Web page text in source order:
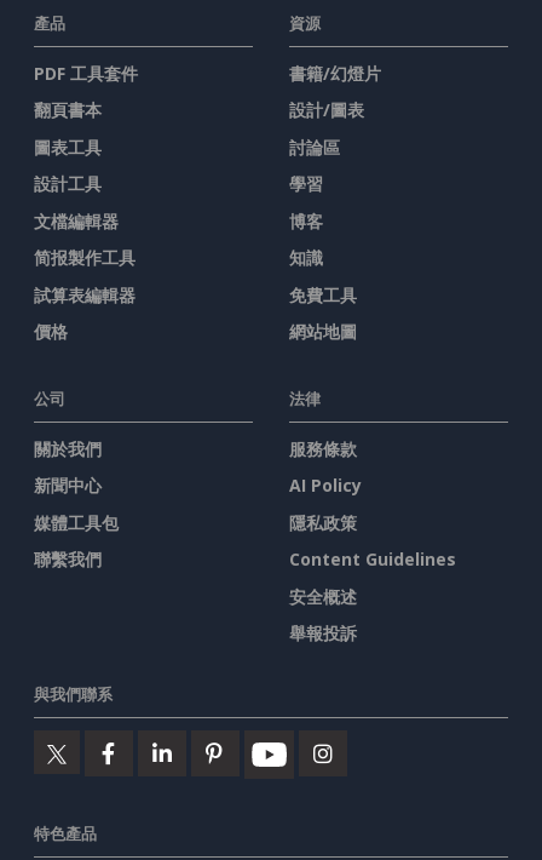
產品
PDF 工具套件
翻頁書本
圖表工具
設計工具
文檔編輯器
简报製作工具
試算表編輯器
價格
資源
書籍/幻燈片
設計/圖表
討論區
學習
博客
知識
免費工具
網站地圖
公司
關於我們
新聞中心
媒體工具包
聯繫我們
法律
服務條款
AI Policy
隱私政策
Content Guidelines
安全概述
舉報投訴
與我們聯系
特色產品